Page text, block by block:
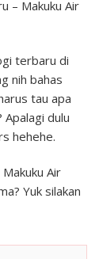
terbaru di
nih bahas
tau apa
Apalagi dulu
hehehe.
Air
Yuk silakan